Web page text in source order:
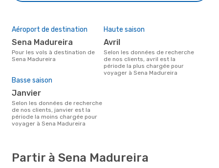
Aéroport de destination
Sena Madureira
Pour les vols à destination de
Sena Madureira
Haute saison
avril
Selon les données de recherche
de nos clients, avril est la
période la plus chargée pour
voyager à Sena Madureira
Basse saison
janvier
Selon les données de recherche
de nos clients, janvier est la
période la moins chargée pour
voyager à Sena Madureira
Partir à Sena Madureira